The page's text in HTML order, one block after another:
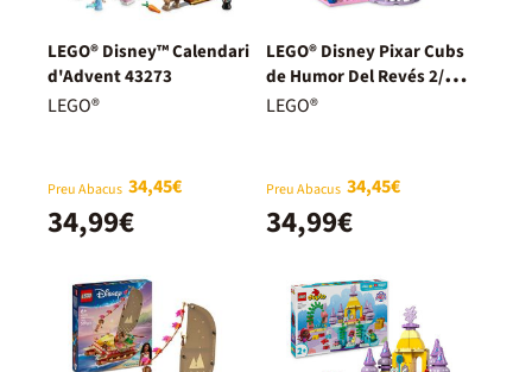
LEGO® Disney™ Calendari
d'Advent 43273
LEGO®
Preu Abacus 34,45€
34,99€
LEGO® Disney Pixar Cubs
de Humor Del Revés 2/
Inside Out 43248
LEGO®
Preu Abacus 34,45€
34,99€